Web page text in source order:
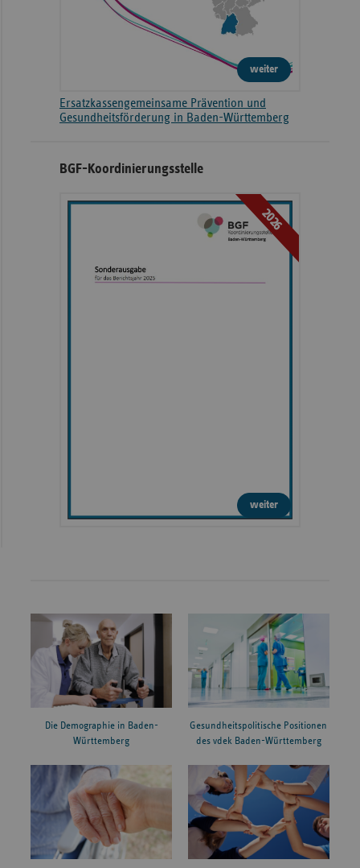
weiter
Ersatzkassengemeinsame Prävention und
Gesundheitsförderung in Baden-Württemberg
BGF-Koordinierungsstelle
2026
weiter
Die Demographie in Baden-
Württemberg
Gesundheitspolitische Positionen
des vdek Baden-Württemberg